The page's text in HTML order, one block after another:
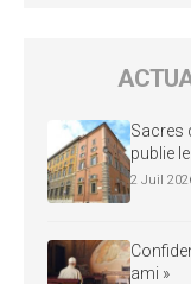
Sacres
publie
2 Juil
ami »